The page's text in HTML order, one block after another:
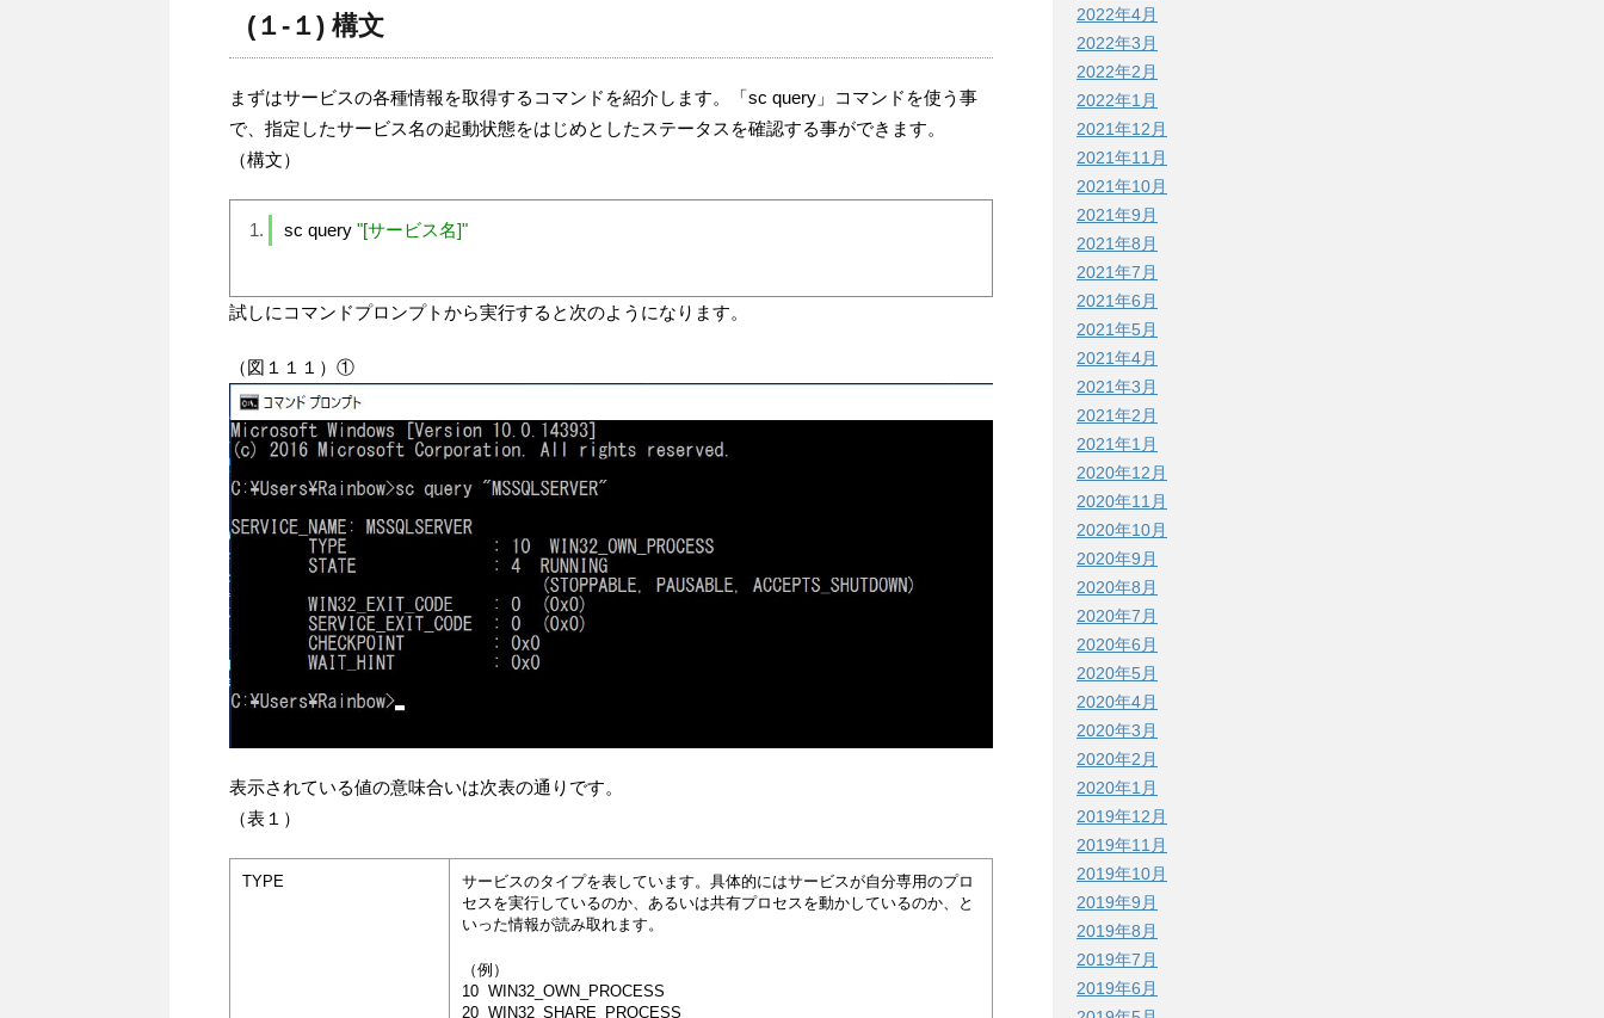
(１-１) 構文
まずはサービスの各種情報を取得するコマンドを紹介します。「sc query」コマンドを使う事
で、指定したサービス名の起動状態をはじめとしたステータスを確認する事ができます。
（構文）
sc query "[サービス名]"
試しにコマンドプロンプトから実行すると次のようになります。
（図１１１）①
表示されている値の意味合いは次表の通りです。
（表１）
TYPE
サービスのタイプを表しています。具体的にはサービスが自分専用のプロ
セスを実行しているのか、あるいは共有プロセスを動かしているのか、と
いった情報が読み取れます。
（例）
10 WIN32_OWN_PROCESS
20 WIN32_SHARE_PROCESS
2022年4月
2022年3月
2022年2月
2022年1月
2021年12月
2021年11月
2021年10月
2021年9月
2021年8月
2021年7月
2021年6月
2021年5月
2021年4月
2021年3月
2021年2月
2021年1月
2020年12月
2020年11月
2020年10月
2020年9月
2020年8月
2020年7月
2020年6月
2020年5月
2020年4月
2020年3月
2020年2月
2020年1月
2019年12月
2019年11月
2019年10月
2019年9月
2019年8月
2019年7月
2019年6月